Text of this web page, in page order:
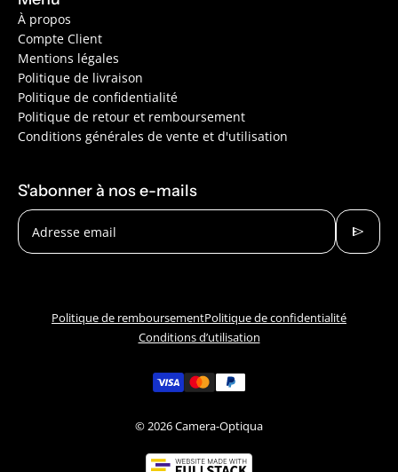
À propos
Compte Client
Mentions légales
Politique de livraison
Politique de confidentialité
Politique de retour et remboursement
Conditions générales de vente et d'utilisation
S'abonner à nos e-mails
Adresse email send
Politique de remboursementPolitique de confidentialité
Conditions d’utilisation
© 2026Camera-Optiqua